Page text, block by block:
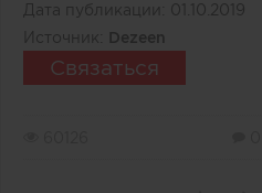
Дата публикации: 01.10.2019
Источник:
Dezeen
Связаться